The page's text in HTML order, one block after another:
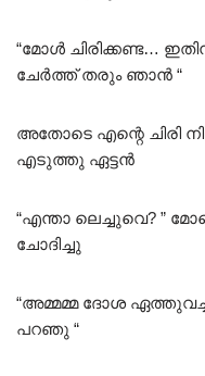
“മോൾ ചിരിക്കണ്ട…
ചേർത്ത് തരും ഞാൻ “
അതോടെ എന്റെ ചിരി
എടുത്തു ഏട്ടൻ
“എന്താ ലെച്ചുവെ? ”
ചോദിച്ചു
“അമ്മമ്മ ദോശ
പറഞു “